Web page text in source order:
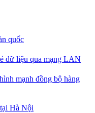
quốc
dữ liệu qua mạng LAN
mạnh đồng bộ hàng
Hà Nội